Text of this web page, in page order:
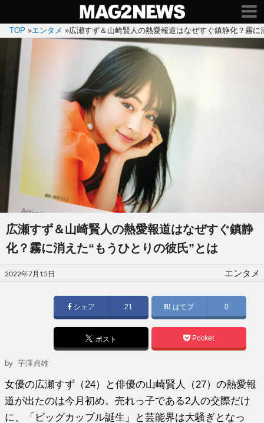
TOP »エンタメ »広瀬すず＆山崎賢人の熱愛報道はなぜすぐ鎮静化？霧に
広瀬すず＆山崎賢人の熱愛報道はなぜすぐ鎮静
化？霧に消えた“もうひとりの彼氏”とは
投
稿
2022年7月15日 エンタメ
シェア 21 はてブ 0
ポスト Pocket
by芋澤貞雄
女優の広瀬すず（24）と俳優の山崎賢人（27）の熱愛報
道が出たのは今月初め。売れっ子である2人の交際だけ
に、「ビッグカップル誕生」と芸能界は大騒ぎとなっ